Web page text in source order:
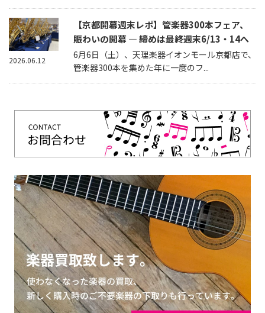
【京都開幕週末レポ】管楽器300本フェア、
賑わいの開幕 — 締めは最終週末6/13・14へ
6月6日（土）、天理楽器イオンモール京都店で、
管楽器300本を集めた年に一度のフ...
2026.06.12